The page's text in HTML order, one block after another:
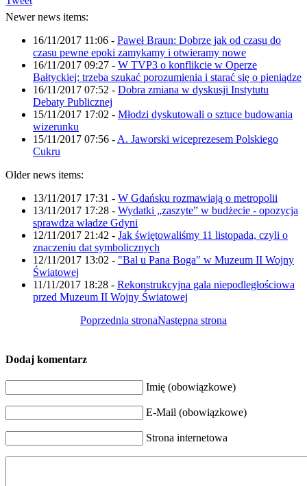
Newer news items:
16/11/2017 11:06 - Paweł Braun: Dobrze jak od czasu do
czasu pewne epoki zamykamy i otwieramy nowe
16/11/2017 09:27 - W TVP3 o konflikcie w Operze
Bałtyckiej: trzeba szukać porozumienia i starać się o pieniądze
16/11/2017 07:52 - Dobra zmiana w dyskusji Instytutu
Debaty Publicznej
15/11/2017 17:02 - Młodzi dyskutowali o sztuce budowania
wizerunku
15/11/2017 07:56 - A. Jaworski wiceprezesem Polskiego
Cukru
Older news items:
13/11/2017 17:31 - W Gdańsku rozmawiają o metropolii
13/11/2017 17:28 - Wydatki „zaszyte” w budżecie - opozycja
sprawdza władze Gdyni
12/11/2017 21:42 - Jak świętowaliśmy 11 listopada, czyli o
znaczeniu dat symbolicznych
12/11/2017 13:02 - "Bal u Pana Boga" w Muzeum II Wojny
Światowej
11/11/2017 18:28 - Rekonstrukcyjna gala niepodległościowa
przed Muzeum II Wojny Światowej
Poprzednia stronaNastępna strona
Dodaj komentarz
Imię (obowiązkowe)
E-Mail (obowiązkowe)
Strona internetowa